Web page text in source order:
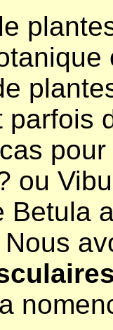
parfois
ou
Betula